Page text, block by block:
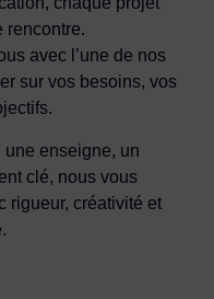
rencontre.
avec l’une de nos
sur vos besoins, vos
une enseigne, un
clé, nous vous
rigueur, créativité et